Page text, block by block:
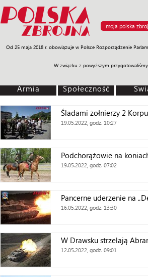
moja polska
Od 25 maja 2018 r. obowiązuje w Polsce Rozporządzenie
W związku z powyższym
Armia Poligon Sprzęt Misje
Armia Społeczność
Śladami żołnierzy 2
19.05.2022, godz. 10:27
Podchorążowie na
19.05.2022, godz. 07:02
Pancerne uderzenie na
16.05.2022, godz. 13:30
W Drawsku strzelają
12.05.2022, godz. 09:01